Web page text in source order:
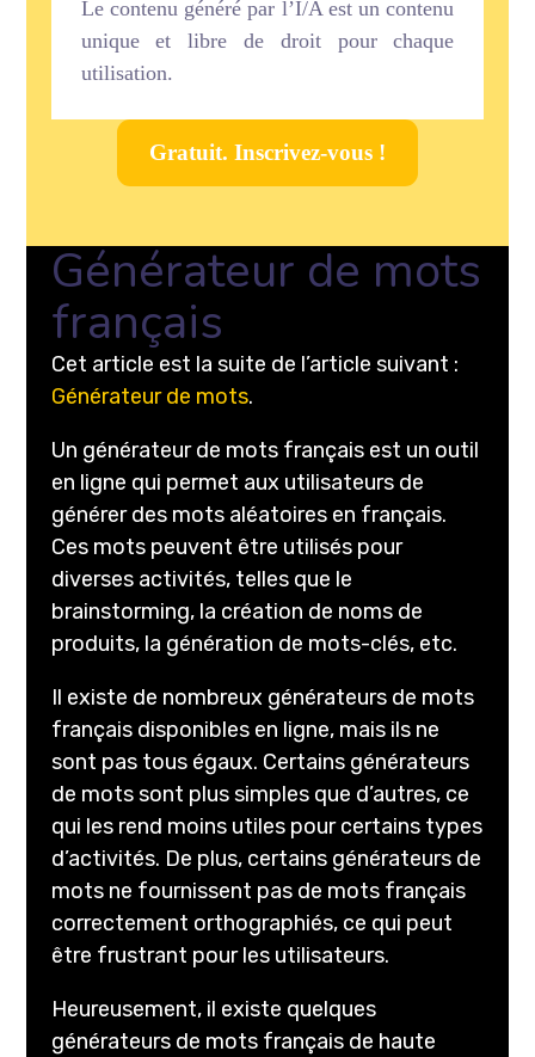
Le contenu généré par l’I/A est un contenu
unique et libre de droit pour chaque
utilisation.
Gratuit. Inscrivez-vous !
Générateur de mots
français
Cet article est la suite de l’article suivant :
Générateur de mots.
Un générateur de mots français est un outil
en ligne qui permet aux utilisateurs de
générer des mots aléatoires en français.
Ces mots peuvent être utilisés pour
diverses activités, telles que le
brainstorming, la création de noms de
produits, la génération de mots-clés, etc.
Il existe de nombreux générateurs de mots
français disponibles en ligne, mais ils ne
sont pas tous égaux. Certains générateurs
de mots sont plus simples que d’autres, ce
qui les rend moins utiles pour certains types
d’activités. De plus, certains générateurs de
mots ne fournissent pas de mots français
correctement orthographiés, ce qui peut
être frustrant pour les utilisateurs.
Heureusement, il existe quelques
générateurs de mots français de haute